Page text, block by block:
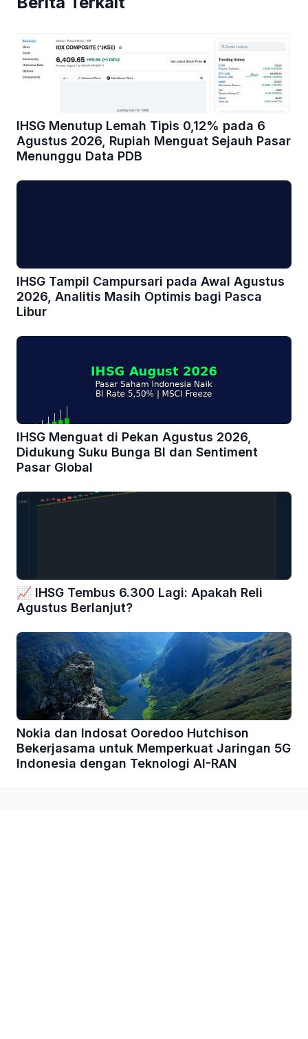
IHSG Menutup Lemah Tipis 0,12% pada 6
Agustus 2026, Rupiah Menguat Sejauh Pasar
Menunggu Data PDB
IHSG Tampil Campursari pada Awal Agustus
2026, Analitis Masih Optimis bagi Pasca
Libur
IHSG Menguat di Pekan Agustus 2026,
Didukung Suku Bunga BI dan Sentiment
Pasar Global
📈 IHSG Tembus 6.300 Lagi: Apakah Reli
Agustus Berlanjut?
Nokia dan Indosat Ooredoo Hutchison
Bekerjasama untuk Memperkuat Jaringan 5G
Indonesia dengan Teknologi AI-RAN